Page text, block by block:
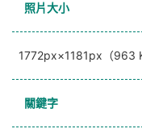
照片大小
1772px×1181px（963
關鍵字